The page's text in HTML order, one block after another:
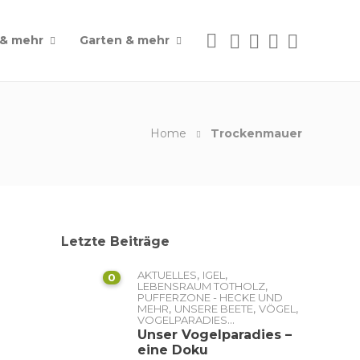
mehr Garten & mehr
Home Trockenmauer
Letzte Beiträge
0 AKTUELLES, IGEL ,
LEBENSRAUM TOTHOLZ,
PUFFERZONE - HECKE UND
MEHR, UNSERE BEETE, VÖGEL ,
VOGELPARADIES...
Unser Vogelparadies –
eine Doku